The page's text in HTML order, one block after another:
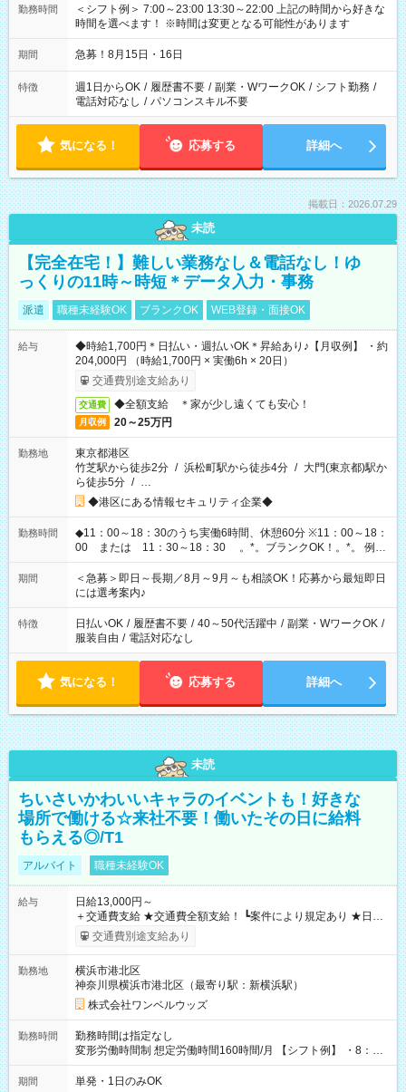
勤務時間
＜シフト例＞ 7:00～23:00 13:30～22:00 上記の時間から好きな
時間を選べます！ ※時間は変更となる可能性があります
期間 急募！8月15日・16日
特徴 週1日からOK / 履歴書不要 / 副業・WワークOK / シフト勤務 /
電話対応なし / パソコンスキル不要
気になる！ 応募する 詳細へ
掲載日：2026.07.29
未読
【完全在宅！】難しい業務なし＆電話なし！ゆ
っくりの11時～時短＊データ入力・事務
派遣 職種未経験OK ブランクOK WEB登録・面接OK
給与
◆時給1,700円＊日払い・週払いOK＊昇給あり♪【月収例】 ・約
204,000円 （時給1,700円 × 実働6h × 20日）
交通費別途支給あり
交通費 ◆全額支給 ＊家が少し遠くても安心！
月収例 20～25万円
勤務地
東京都港区
竹芝駅から徒歩2分 / 浜松町駅から徒歩4分 / 大門(東京都)駅か
ら徒歩5分 / …
◆港区にある情報セキュリティ企業◆
勤務時間
◆11：00～18：30のうち実働6時間、休憩60分 ※11：00～18：
00 または 11：30～18：30 。*。ブランクOK！。*。 例え
ば前職が、 在宅/財団法人/事務/コールセンター/受付/販売/カフェ
スタッフ スイーツ販売/ホテルフロント/化粧品販売/など 様々な
業界から入社して活躍されています♪
期間
＜急募＞即日～長期／8月～9月～も相談OK！応募から最短即日
には選考案内♪
特徴 日払いOK / 履歴書不要 / 40～50代活躍中 / 副業・WワークOK /
服装自由 / 電話対応なし
気になる！ 応募する 詳細へ
未読
ちいさいかわいいキャラのイベントも！好きな
場所で働ける☆来社不要！働いたその日に給料
もらえる◎/T1
アルバイト 職種未経験OK
給与
日給13,000円～
＋交通費支給 ★交通費全額支給！ ┗案件により規定あり ★日払
いOK！（規定あり） ┗働いたその日に現金GET♪ お仕事後はコ
ンビニATMから 日払い分を引き落とせます！ 【試用期間】試
交通費別途支給あり
勤務地
横浜市港北区
神奈川県横浜市港北区（最寄り駅：新横浜駅）
株式会社ワンベルウッズ
勤務時間
勤務時間は指定なし
変形労働時間制 想定労働時間160時間/月 【シフト例】 ・8：00
～21：00
期間 単発・1日のみOK